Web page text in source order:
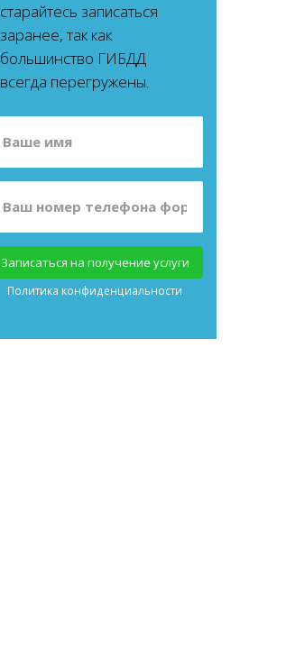
старайтесь записаться
заранее, так как
большинство ГИБДД
всегда перегружены.
Записаться на получение услуги
Политика конфиденциальности